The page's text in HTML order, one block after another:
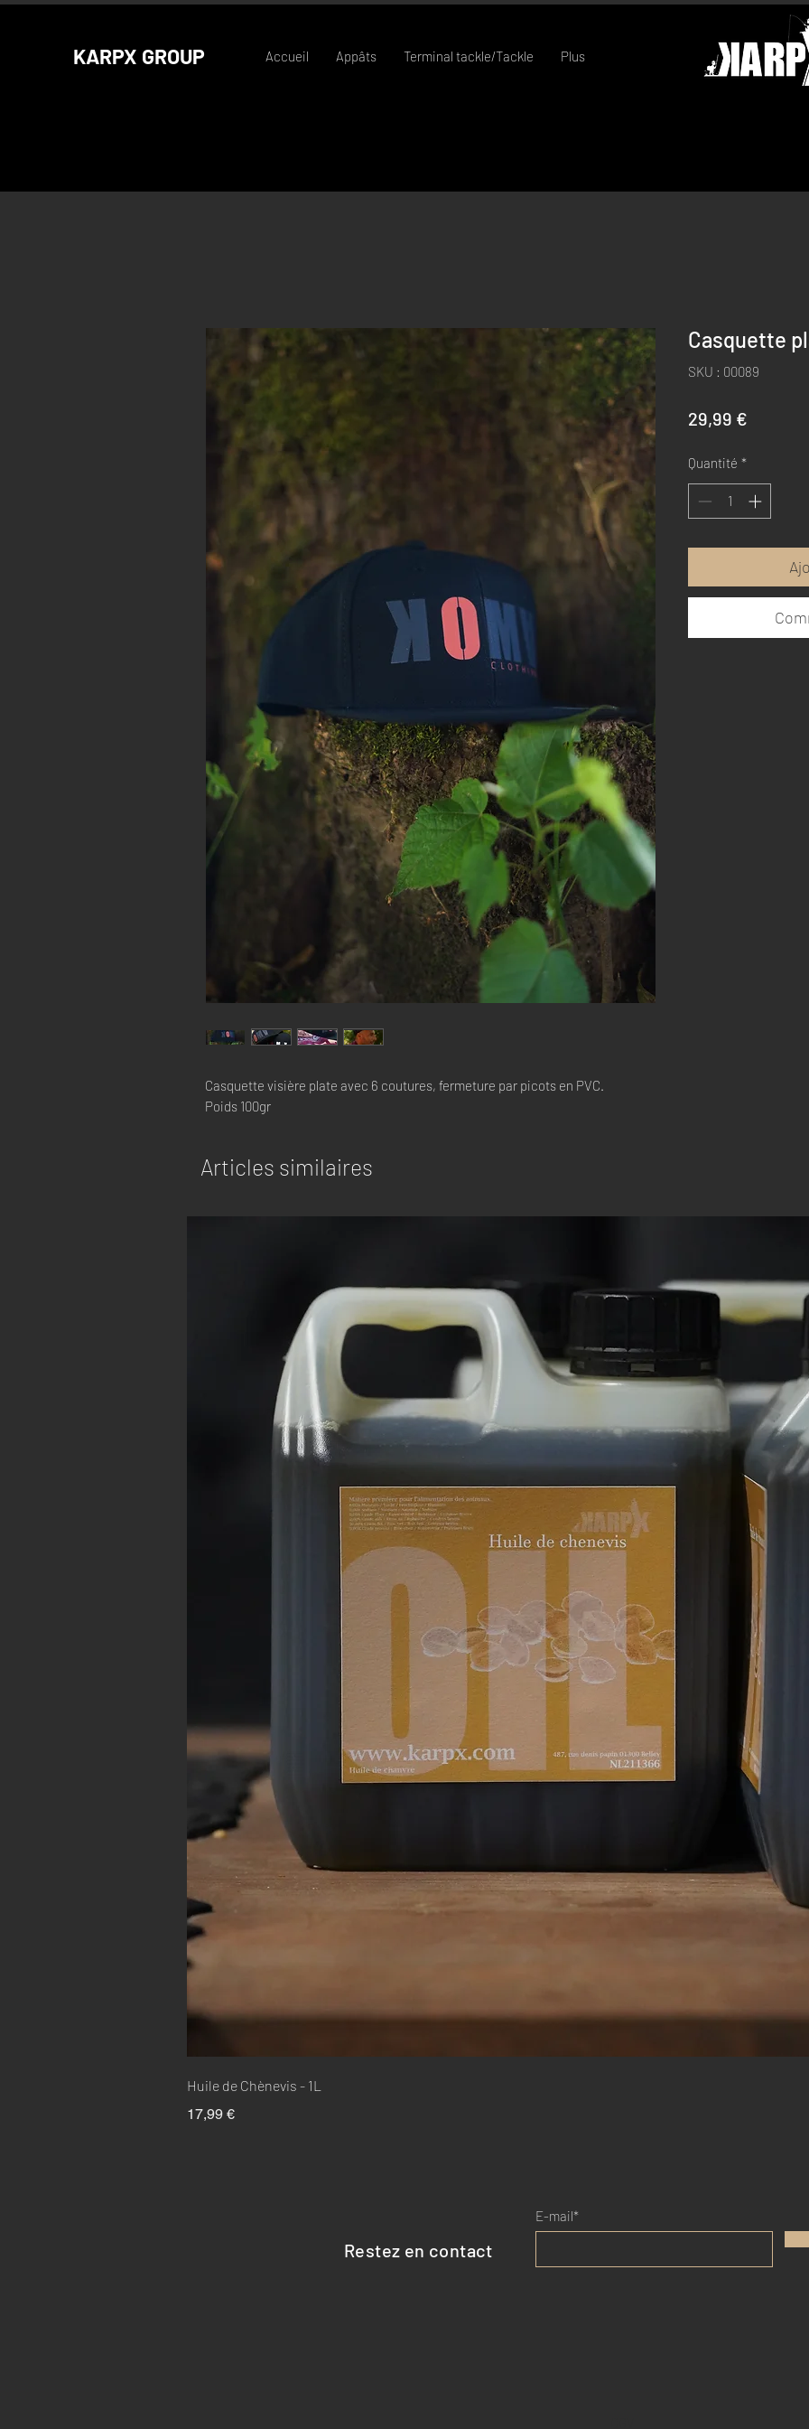
KARPX GROUP Accueil Appâts Terminal tackle/Tackle Plus
Casquette visière plate avec 6 coutures, fermeture par picots en PVC.
Poids 100gr
Casquette
SKU : 00089
29,99 €
Quantité *
Articles similaires
Huile de Chènevis - 1L
Prix
17,99 €
Restez en contact
E-mail*